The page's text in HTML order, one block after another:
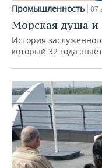
Промышленность 07
Морская душа и
История
который 32 года